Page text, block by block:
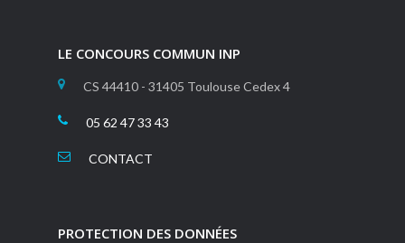
LE CONCOURS COMMUN INP
CS 44410 - 31405 Toulouse Cedex 4
05 62 47 33 43
CONTACT
PROTECTION DES DONNÉES